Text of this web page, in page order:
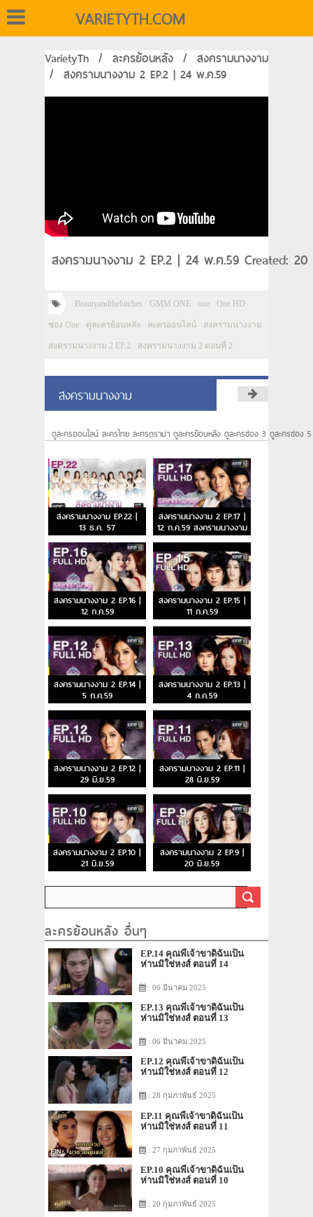
VARIETYTH.COM
VarietyTh / ละครย้อนหลัง / สงครามนางงาม
/ สงครามนางงาม 2 EP.2 | 24 พ.ค.59
สงครามนางงาม 2 EP.2 | 24 พ.ค.59 Created:
Beautyandthebitches GMM ONE one One HD
ช่อง One ดูละครย้อนหลัง ละครออนไลน์ สงครามนางงาม
สงครามนางงาม 2 EP.2 สงครามนางงาม 2 ตอนที่ 2
สงครามนางงาม
ดูละครออนไลน์ ละครไทย ละครดราม่า ดูละครย้อนหลัง ดูละครช่อง 3 ดูละครช่อง
สงครามนางงาม EP.22 |
13 ธ.ค. 57
สงครามนางงาม 2 EP.17 |
12 ก.ค.59 สงครามนางงาม
2 ตอนจบ
สงครามนางงาม 2 EP.16 |
12 ก.ค.59
สงครามนางงาม 2 EP.15 |
11 ก.ค.59
สงครามนางงาม 2 EP.14 |
5 ก.ค.59
สงครามนางงาม 2 EP.13 |
4 ก.ค.59
สงครามนางงาม 2 EP.12 |
29 มิ.ย.59
สงครามนางงาม 2 EP.11 |
28 มิ.ย.59
สงครามนางงาม 2 EP.10 |
21 มิ.ย.59
สงครามนางงาม 2 EP.9 |
20 มิ.ย.59
ละครย้อนหลัง อื่นๆ
EP.14 คุณพี่เจ้าขาดิฉันเป็น
ห่านมิใช่หงส์ ตอนที่ 14
: 06 มีนาคม 2025
EP.13 คุณพี่เจ้าขาดิฉันเป็น
ห่านมิใช่หงส์ ตอนที่ 13
: 06 มีนาคม 2025
EP.12 คุณพี่เจ้าขาดิฉันเป็น
ห่านมิใช่หงส์ ตอนที่ 12
: 28 กุมภาพันธ์ 2025
EP.11 คุณพี่เจ้าขาดิฉันเป็น
ห่านมิใช่หงส์ ตอนที่ 11
: 27 กุมภาพันธ์ 2025
EP.10 คุณพี่เจ้าขาดิฉันเป็น
ห่านมิใช่หงส์ ตอนที่ 10
: 20 กุมภาพันธ์ 2025